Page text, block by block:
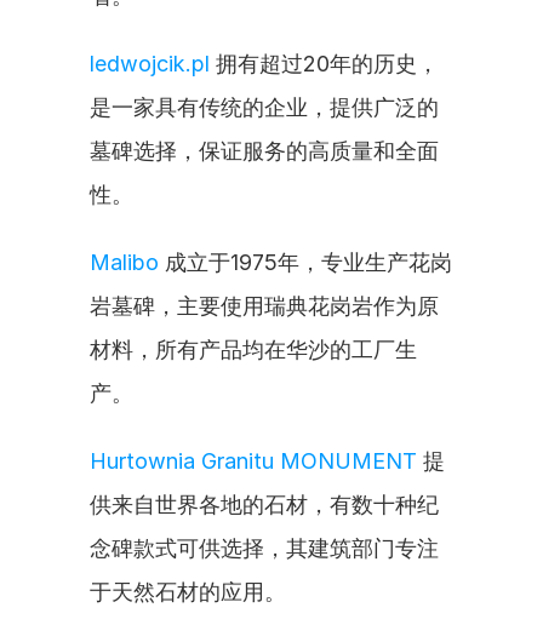
ledwojcik.pl 拥有超过20年的历史，
是一家具有传统的企业，提供广泛的
墓碑选择，保证服务的高质量和全面
性。
Malibo 成立于1975年，专业生产花岗
岩墓碑，主要使用瑞典花岗岩作为原
材料，所有产品均在华沙的工厂生
产。
Hurtownia Granitu MONUMENT 提
供来自世界各地的石材，有数十种纪
念碑款式可供选择，其建筑部门专注
于天然石材的应用。